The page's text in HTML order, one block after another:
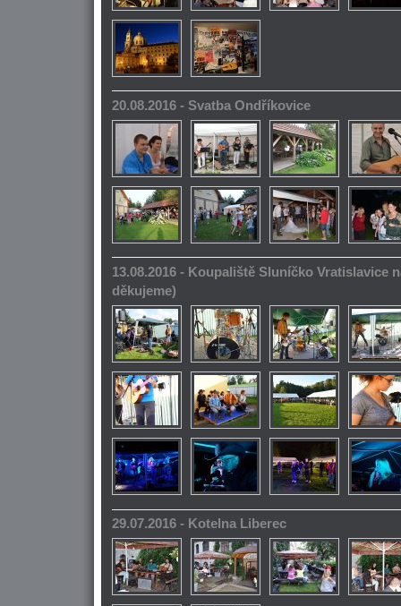
20.08.2016 - Svatba Ondříkovice
13.08.2016 - Koupaliště Sluníčko Vratislavice
děkujeme)
29.07.2016 - Kotelna Liberec